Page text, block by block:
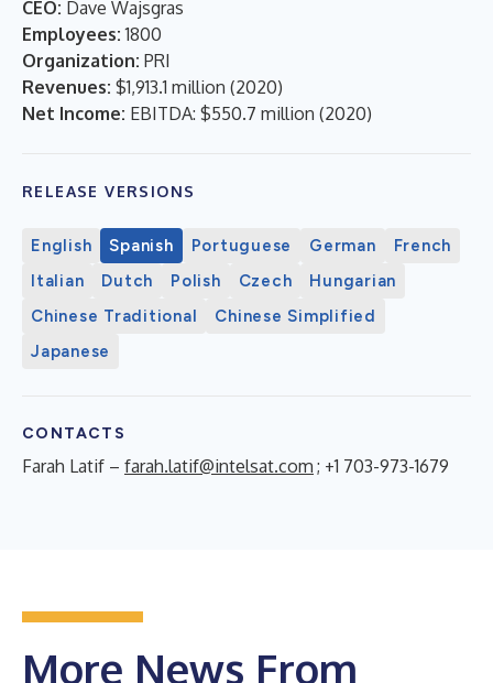
CEO: Dave Wajsgras
Employees: 1800
Organization: PRI
Revenues: $1,913.1 million (2020)
Net Income: EBITDA: $550.7 million (2020)
RELEASE VERSIONS
English Spanish Portuguese German
French
Italian
Dutch Polish Czech
Hungarian
Chinese Traditional
Chinese Simplified
Japanese
CONTACTS
Farah Latif – farah.latif@intelsat.com ; +1 703-973-1679
More News From